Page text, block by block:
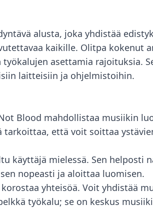
alusta, joka yhdistää
kaikille. Olitpa kokenut
asettamia rajoituksia.
laitteisiin ja ohjelmistoihin.
Blood mahdollistaa musiikin
että voit soittaa
käyttäjä mielessä. Sen helposti
nopeasti ja aloittaa luomisen.
yhteisöä. Voit yhdistää
työkalu; se on keskus